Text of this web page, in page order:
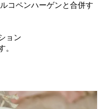
ペンハーゲンと合併す
ョン
。